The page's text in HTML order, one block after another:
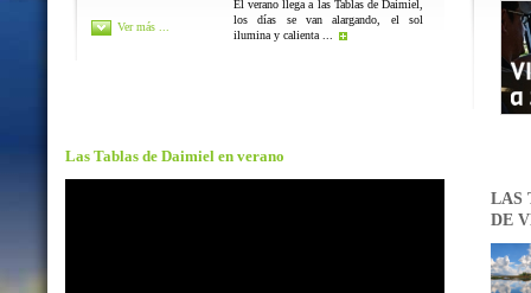
El verano llega a las Tablas de Daimiel,
los días se van alargando, el sol
ilumina y calienta ...
Ver más ...
Las Tablas de Daimiel en verano
LAS
DE